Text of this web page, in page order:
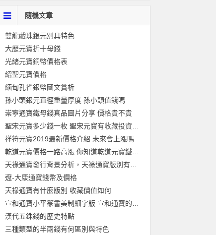
隨機文章
雙龍戲珠銀元別具特色
大歷元寶折十母錢
光緒元寶銅幣價格表
紹聖元寶價格
緬甸孔雀銀幣圖文賞析
孫小頭銀元直徑重量厚度 孫小頭值錢嗎
崇寧通寶鐵母錢真品圖片分享 價格貴不貴
祥符元寶2019最新價格介紹 未來會上漲嗎
遼-大康通寶錢幣及價格
天祿通寶有什麼版別 收藏價值如何
漢代五銖錢的歷史特點
三種類型的半兩錢有何區別與特色